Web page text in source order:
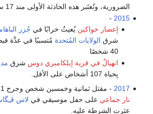
الضرورية، وتُعتَبر هذه الحادثة الأولى منذ 17 سنة.
2015
-
إعصار خواكين يُعيثُ خرابًا في جُزر
شرق الولايات المُتحدة مُتسببًا في عدَّة
40 شخصًا
انهيالٌ في قرية إيلكامبري دوس شرق
بِحياة 107 أشخاص على الأقل.
2017 - مقتل ثمانية وخمسين شخص وجرح 851 آخرين في
نار جماعي على حفل موسيقي في لاس
عثرت الشرطة عليه.